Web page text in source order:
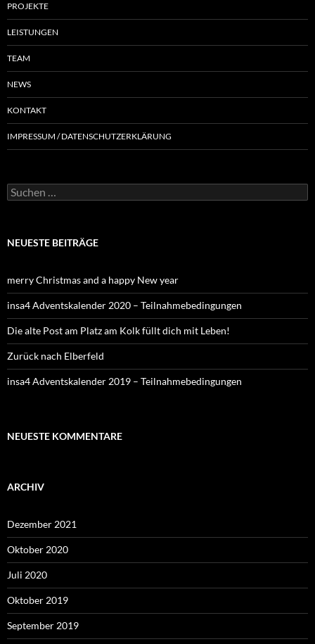
PROJEKTE
LEISTUNGEN
TEAM
NEWS
KONTAKT
IMPRESSUM / DATENSCHUTZERKLÄRUNG
NEUESTE BEITRÄGE
merry Christmas and a happy New year
insa4 Adventskalender 2020 – Teilnahmebedingungen
Die alte Post am Platz am Kolk füllt dich mit Leben!
Zurück nach Elberfeld
insa4 Adventskalender 2019 – Teilnahmebedingungen
NEUESTE KOMMENTARE
ARCHIV
Dezember 2021
Oktober 2020
Juli 2020
Oktober 2019
September 2019